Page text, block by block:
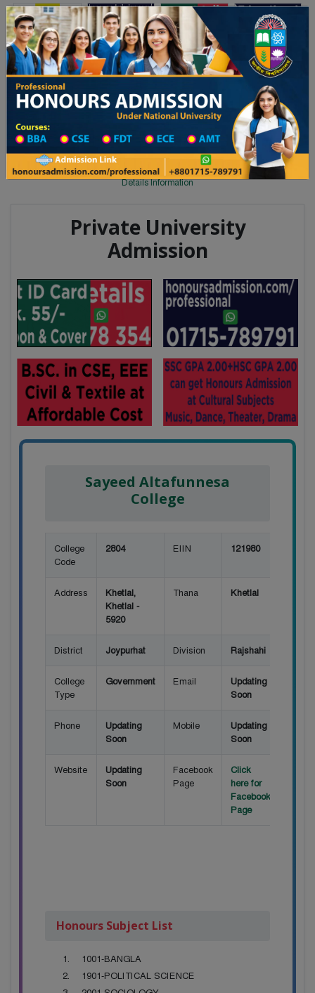
Toggle navigation অনার্স ভর্তি প্রফেশনাল অনার্স
Updates২০২৫-২৬ শিক্ষাবর্ষের ১ম বর্ষের ভর্তি আবেদন বিজ্ঞপ্তি ঢাকা বিশ্ববিদ্যালয়
University College All Division
University College District Wise
University College in Joypurhat
Details Information
Private University
Admission
Sayeed Altafunnesa
College
College
Code
2804 EIIN 121980
Address
Khetlal,
Khetlal -
5920
Thana Khetlal
District Joypurhat Division Rajshahi
College
Type
Government Email
Updating
Soon
Phone
Updating
Soon
Mobile
Updating
Soon
Website
Updating
Soon
Facebook
Page
Click
here for
Facebook
Page
Honours Subject List
1001-BANGLA
1901-POLITICAL SCIENCE